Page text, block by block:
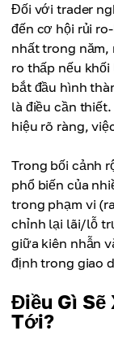
Đối với trader
đến cơ hội rủi
nhất trong năm,
ro thấp nếu
bắt đầu hình
là điều cần
hiệu rõ ràng,
Trong bối cảnh
phổ biến của
trong phạm vi
chỉnh lại lãi/lỗ
giữa kiên nhẫn
định trong giao
Điều Gì Sẽ
Tới?